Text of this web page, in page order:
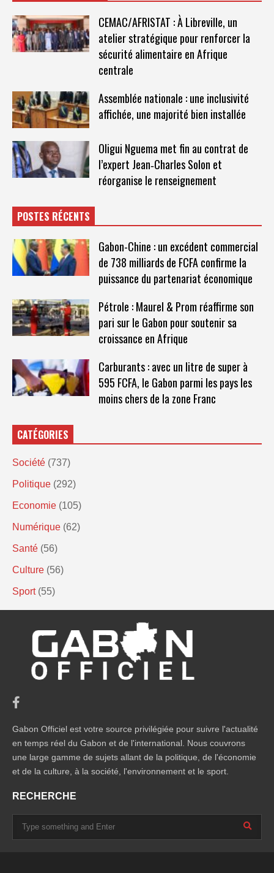
CEMAC/AFRISTAT : À Libreville, un
atelier stratégique pour renforcer la
sécurité alimentaire en Afrique
centrale
Assemblée nationale : une inclusivité
affichée, une majorité bien installée
Oligui Nguema met fin au contrat de
l’expert Jean‑Charles Solon et
réorganise le renseignement
POSTES RÉCENTS
Gabon-Chine : un excédent commercial
de 738 milliards de FCFA confirme la
puissance du partenariat économique
Pétrole : Maurel & Prom réaffirme son
pari sur le Gabon pour soutenir sa
croissance en Afrique
Carburants : avec un litre de super à
595 FCFA, le Gabon parmi les pays les
moins chers de la zone Franc
CATÉGORIES
Société (737)
Politique (292)
Economie (105)
Numérique (62)
Santé (56)
Culture (56)
Sport (55)
Gabon Officiel est votre source privilégiée pour suivre l'actualité
en temps réel du Gabon et de l'international. Nous couvrons
une large gamme de sujets allant de la politique, de l'économie
et de la culture, à la société, l'environnement et le sport.
RECHERCHE